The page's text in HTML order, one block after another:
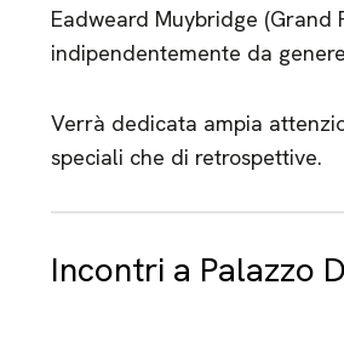
Eadweard Muybridge (Grand
indipendentemente da
Verrà dedicata ampia
speciali che di retrospettive.
Incontri a Palazzo